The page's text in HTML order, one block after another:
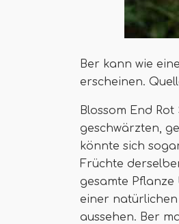
Ber kann wie
erscheinen.
Blossom End
geschwärzten,
könnte sich
Früchte
gesamte
einer
aussehen. Ber